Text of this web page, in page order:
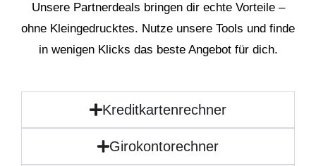
Unsere Partnerdeals bringen dir echte Vorteile –
ohne Kleingedrucktes. Nutze unsere Tools und finde
in wenigen Klicks das beste Angebot für dich.
Kreditkartenrechner
Girokontorechner